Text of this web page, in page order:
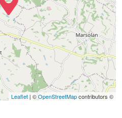
Leaflet | ©OpenStreetMapcontributors ©